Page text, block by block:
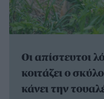
Οι απίστευτοι
κοιτάζει ο
κάνει την